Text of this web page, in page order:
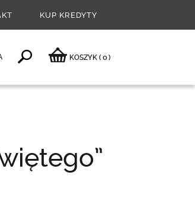
KUP KREDYTY
KOSZYK ( 0)